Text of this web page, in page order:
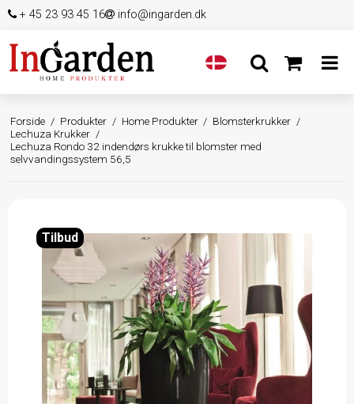
+ 45 23 93 45 16 info@ingarden.dk
Forside / Produkter / Home Produkter / Blomsterkrukker /
Lechuza Krukker /
Lechuza Rondo 32 indendørs krukke til blomster med
selvvandingssystem 56,5
Tilbud